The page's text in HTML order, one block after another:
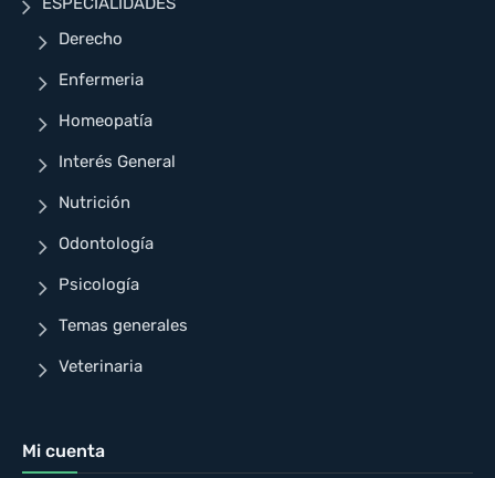
Derecho
Enfermeria
Homeopatía
Interés General
Nutrición
Odontología
Psicología
Temas generales
Veterinaria
Mi cuenta